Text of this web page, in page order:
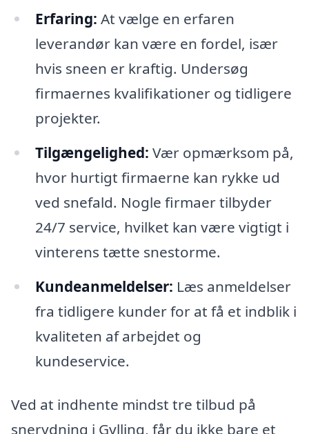
Erfaring: At vælge en erfaren
leverandør kan være en fordel, især
hvis sneen er kraftig. Undersøg
firmaernes kvalifikationer og tidligere
projekter.
Tilgængelighed: Vær opmærksom på,
hvor hurtigt firmaerne kan rykke ud
ved snefald. Nogle firmaer tilbyder
24/7 service, hvilket kan være vigtigt i
vinterens tætte snestorme.
Kundeanmeldelser: Læs anmeldelser
fra tidligere kunder for at få et indblik i
kvaliteten af arbejdet og
kundeservice.
Ved at indhente mindst tre tilbud på
snerydning i Gylling, får du ikke bare et